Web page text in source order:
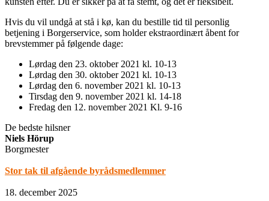
Hvis du vil undgå at stå i kø, kan du bestille tid til personlig
betjening i Borgerservice, som holder ekstraordinært åbent for
brevstemmer på følgende dage:
Lørdag den 23. oktober 2021 kl. 10-13
Lørdag den 30. oktober 2021 kl. 10-13
Lørdag den 6. november 2021 kl. 10-13
Tirsdag den 9. november 2021 kl. 14-18
Fredag den 12. november 2021 Kl. 9-16
De bedste hilsner
Niels Hörup
Borgmester
Stor tak til afgående byrådsmedlemmer
18. december 2025